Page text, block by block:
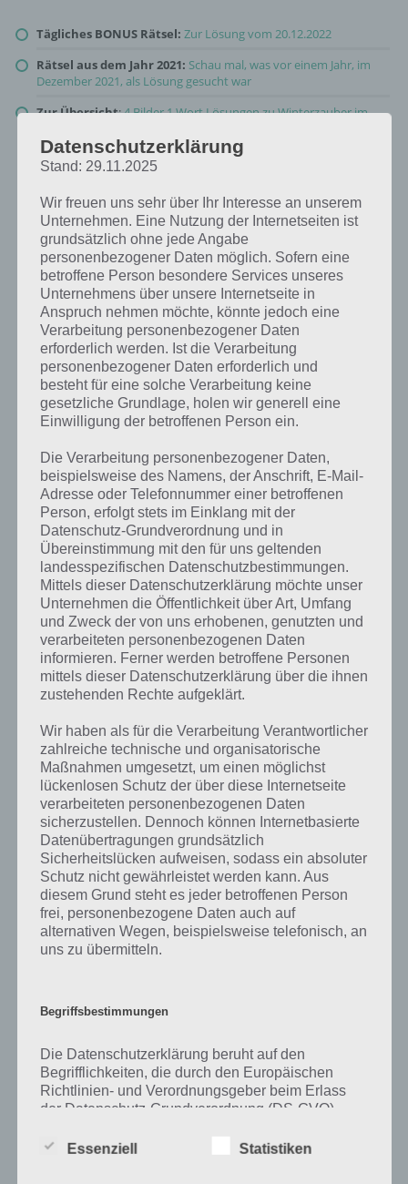
Tägliches BONUS Rätsel: Zur Lösung vom 20.12.2022
Rätsel aus dem Jahr 2021: Schau mal, was vor einem Jahr, im
Dezember 2021, als Lösung gesucht war
Zur Übersicht:4 Bilder 1 Wort Lösungen zu Winterzauber im
Kurze Begriffserklärung zur Lösung
Kranz
Kranz ist die Lösung für das tägliche Rätsel am 20.12.2022 in 4 Bilder
1 Wort, doch welche Bedeutung hat dieses eigentlich und was gibt es
bestimmten Lösungen präsentieren wir daher auch immer eine
kurze Begriffserklärung!
Zu Kranz haben wir zunächst keine weiteren Informationen parat!
Auf WhatsApp teilen Teilen auf Facebook
Tweet auf Twitter
Mehr Artikel hier auf Touchportal
Datenschutzerklärung
Stand: 29.11.2025
Wir freuen uns sehr über Ihr Interesse an unserem
Unternehmen. Eine Nutzung der Internetseiten ist
grundsätzlich ohne jede Angabe
personenbezogener Daten möglich. Sofern eine
betroffene Person besondere Services unseres
Unternehmens über unsere Internetseite in
Anspruch nehmen möchte, könnte jedoch eine
Verarbeitung personenbezogener Daten
erforderlich werden. Ist die Verarbeitung
personenbezogener Daten erforderlich und
besteht für eine solche Verarbeitung keine
gesetzliche Grundlage, holen wir generell eine
Einwilligung der betroffenen Person ein.
Die Verarbeitung personenbezogener Daten,
beispielsweise des Namens, der Anschrift, E-Mail-
Adresse oder Telefonnummer einer betroffenen
Person, erfolgt stets im Einklang mit der
Datenschutz-Grundverordnung und in
Übereinstimmung mit den für uns geltenden
landesspezifischen Datenschutzbestimmungen.
Mittels dieser Datenschutzerklärung möchte unser
Unternehmen die Öffentlichkeit über Art, Umfang
und Zweck der von uns erhobenen, genutzten und
verarbeiteten personenbezogenen Daten
informieren. Ferner werden betroffene Personen
mittels dieser Datenschutzerklärung über die ihnen
zustehenden Rechte aufgeklärt.
Wir haben als für die Verarbeitung Verantwortlicher
zahlreiche technische und organisatorische
Maßnahmen umgesetzt, um einen möglichst
lückenlosen Schutz der über diese Internetseite
verarbeiteten personenbezogenen Daten
sicherzustellen. Dennoch können Internetbasierte
Datenübertragungen grundsätzlich
Sicherheitslücken aufweisen, sodass ein absoluter
Schutz nicht gewährleistet werden kann. Aus
diesem Grund steht es jeder betroffenen Person
frei, personenbezogene Daten auch auf
alternativen Wegen, beispielsweise telefonisch, an
uns zu übermitteln.
Begriffsbestimmungen
Die Datenschutzerklärung beruht auf den
Begrifflichkeiten, die durch den Europäischen
Richtlinien- und Verordnungsgeber beim Erlass
der Datenschutz-Grundverordnung (DS-GVO)
soll sowohl für die Öffentlichkeit als auch für
Essenziell Statistiken